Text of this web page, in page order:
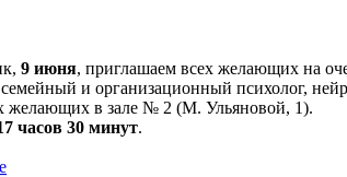
9 июня, приглашаем всех желающих на
семейный и организационный психолог,
желающих в зале № 2 (М. Ульяновой, 1).
часов 30 минут.